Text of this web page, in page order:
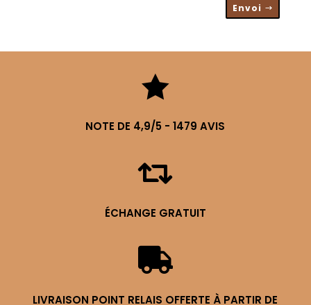
Envoi

NOTE DE 4,9/5 - 1479 AVIS

ÉCHANGE GRATUIT

LIVRAISON POINT RELAIS OFFERTE À PARTIR DE